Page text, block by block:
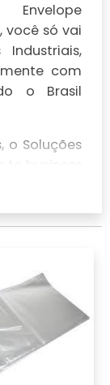
você só vai
com
o Brasil
o Soluções
business
Para
clique em